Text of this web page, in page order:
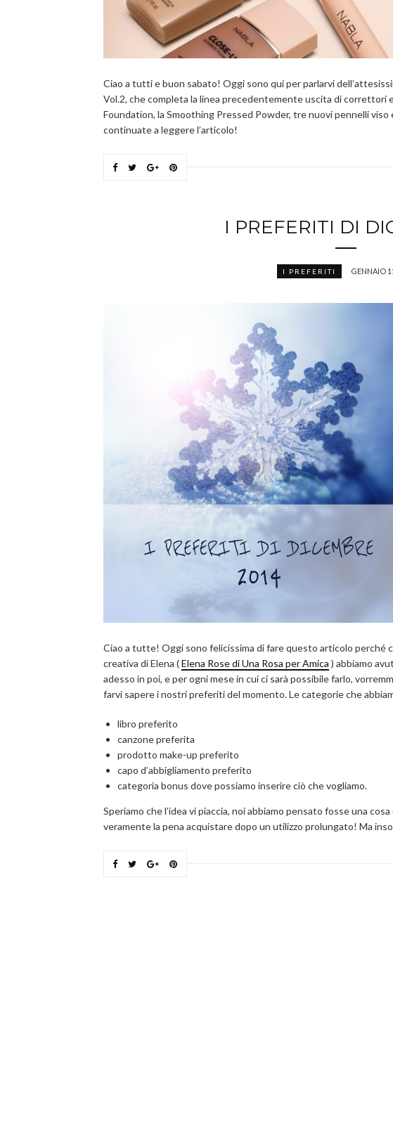
Ciao a tutti e buon sabato! Oggi sono qui per parlarvi
Vol.2, che completa la linea precedentemente uscita di correttori
Foundation, la Smoothing Pressed Powder, tre nuovi pennelli
continuate a leggere l’articolo!
I PREFERITI DI
I PREFERITI GENNAIO
Ciao a tutte! Oggi sono felicissima di fare questo articolo perché
creativa di Elena (Elena Rose di Una Rosa per Amica ) abbiamo
adesso in poi, e per ogni mese in cui ci sarà possibile farlo,
farvi sapere i nostri preferiti del momento. Le categorie che
libro preferito
canzone preferita
prodotto make-up preferito
capo d’abbigliamento preferito
categoria bonus dove possiamo inserire ciò che vogliamo.
Speriamo che l’idea vi piaccia, noi abbiamo pensato fosse una
veramente la pena acquistare dopo un utilizzo prolungato! Ma